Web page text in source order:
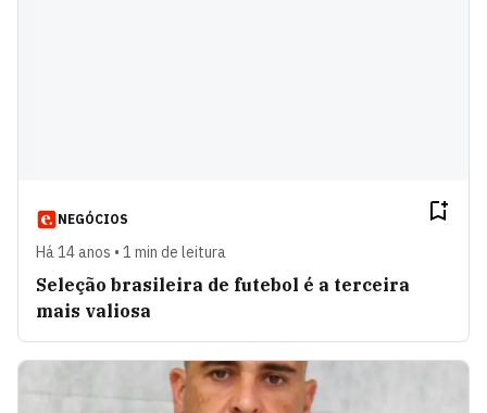
NEGÓCIOS
Há 14 anos • 1 min de leitura
Seleção brasileira de futebol é a terceira
mais valiosa